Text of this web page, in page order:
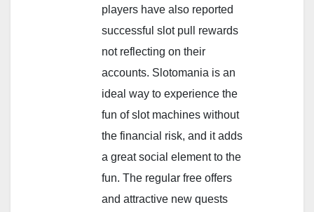
players have also reported
successful slot pull rewards
not reflecting on their
accounts. Slotomania is an
ideal way to experience the
fun of slot machines without
the financial risk, and it adds
a great social element to the
fun. The regular free offers
and attractive new quests